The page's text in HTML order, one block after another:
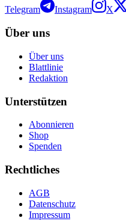
Telegram Instagram X
Über uns
Über uns
Blattlinie
Redaktion
Unterstützen
Abonnieren
Shop
Spenden
Rechtliches
AGB
Datenschutz
Impressum